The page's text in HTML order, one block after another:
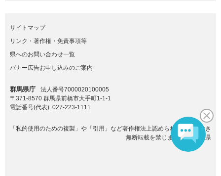
サイトマップ
リンク・著作権・免責事項等
県へのお問い合わせ一覧
バナー広告お申し込みのご案内
群馬県庁
法人番号7000020100005
〒371-8570 群馬県前橋市大手町1-1-1
電話番号(代表): 027-223-1111
「私的使用のための複製」や「引用」など著作権法上認められた場合を除き
無断転載を禁じます。(C)群馬県